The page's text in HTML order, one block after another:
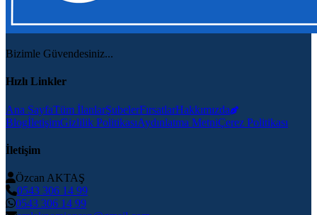
Bizimle Güvendesiniz...
Hızlı Linkler
Ana SayfaTüm İlanlarŞubelerFırsatlarHakkımızda
BlogİletişimGizlilik PolitikasıAydınlatma MetniÇerez Politikası
İletişim
Özcan AKTAŞ
0543 306 14 99
0543 306 14 99